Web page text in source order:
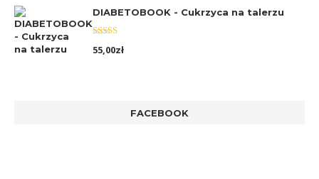
DIABETOBOOK - Cukrzyca na talerzu
Oceniono
5.00na 5
55,00zł
FACEBOOK